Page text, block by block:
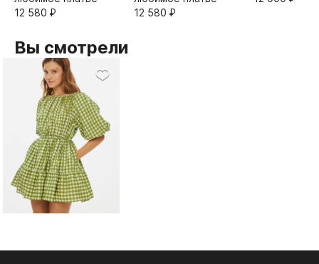
12 580⁠ ⁠₽
12 580⁠ ⁠₽
Вы смотрели